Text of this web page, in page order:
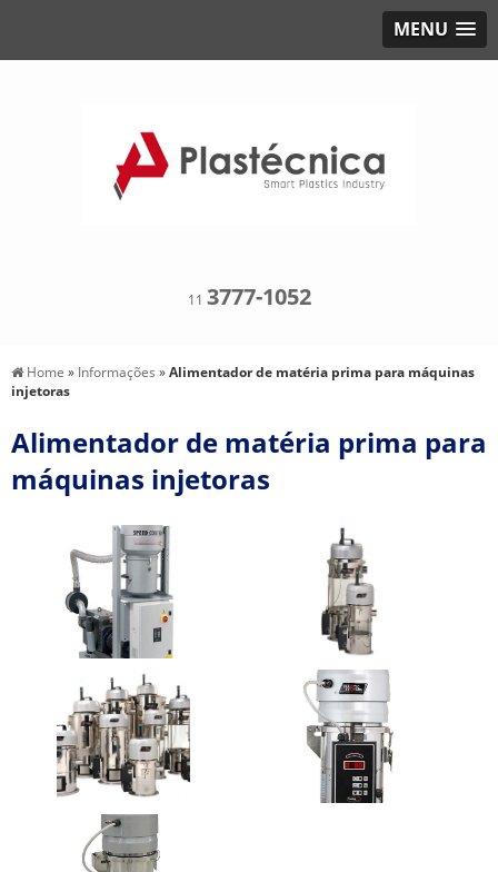
MENU
11 3777-1052
Home » Informações »Alimentador de matéria prima para máquinas
injetoras
Alimentador de matéria prima para
máquinas injetoras